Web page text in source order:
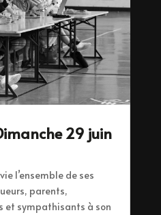
29 juin
l’ensemble de ses
parents,
et sympathisants à son